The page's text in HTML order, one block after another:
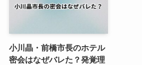
小川晶・前橋市長のホテル
密会はなぜバレた？発覚理